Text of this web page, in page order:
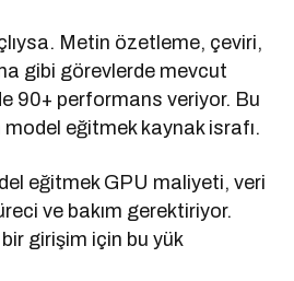
Metin özetleme, çeviri,
gibi görevlerde mevcut
90+ performans veriyor. Bu
model eğitmek kaynak israfı.
eğitmek GPU maliyeti, veri
ve bakım gerektiriyor.
girişim için bu yük